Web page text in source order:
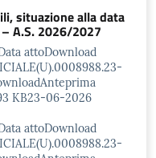
situazione alla data
A.S. 2026/2027
attoDownload
KB23-06-2026
attoDownload